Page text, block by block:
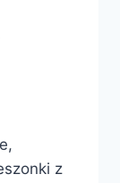
z